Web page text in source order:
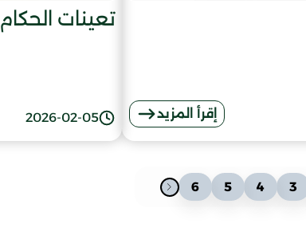
إقرأ المزيد
تعينات الحكام
2026-02-05
3
4
5
6